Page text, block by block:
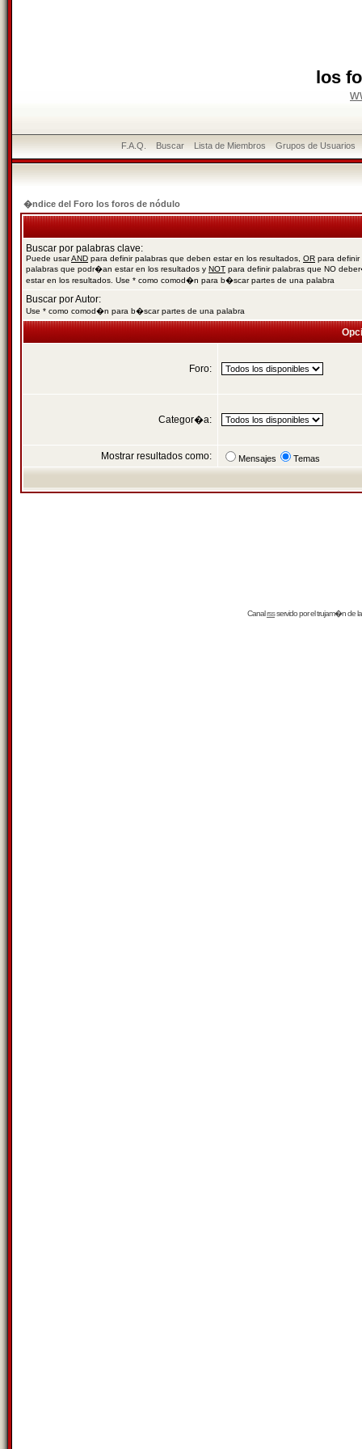
los
F.A.Q. Buscar Lista de Miembros Grupos de Usuarios
�ndice del Foro los foros de nódulo
Buscar por palabras clave:
Puede usarAND para definir palabras que deben estar en los resultados, OR para definir
palabras que podr�an estar en los resultados y NOT para definir palabras que NO
estar en los resultados. Use * como comod�n para b�scar partes de una palabra
Buscar por Autor:
Use * como comod�n para b�scar partes de una palabra
Foro:
Categor�a:
Mostrar resultados como: Mensajes Temas
Canalrssservido por eltrujam�nde